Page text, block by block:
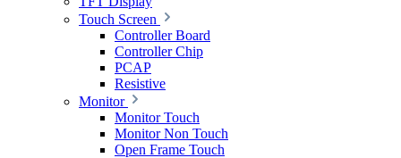
Touch Screen
Controller Board
Controller Chip
PCAP
Resistive
Monitor
Monitor Touch
Monitor Non Touch
Open Frame Touch